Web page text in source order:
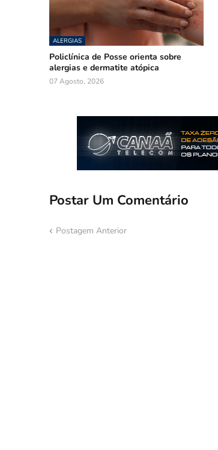
ALERGIAS
Policlínica de Posse orienta sobre
alergias e dermatite atópica
07 Agosto, 2026
Postar Um Comentário
Postagem Anterior